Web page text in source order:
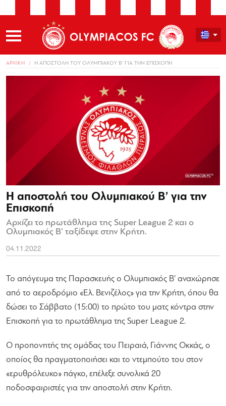
ΑΡΧΙΚΗ Η ΑΠΟΣΤΟΛΗ ΤΟΥ ΟΛΥΜΠΙΑΚΟΥ Β’ ΓΙΑ ΤΗΝ ΕΠΙΣΚΟΠΗ
Η αποστολή του Ολυμπιακού Β’ για την
Επισκοπή
Αρχίζει το πρωτάθλημα της Super League 2 και ο
Ολυμπιακός Β' ταξίδεψε στην Κρήτη.
04.11.2022
Το απόγευμα της Παρασκευής ο Ολυμπιακός Β’ αναχώρησε
από το αεροδρόμιο «Ελ. Βενιζέλος» για την Κρήτη, όπου θα
δώσει το Σάββατο (15:00) το πρώτο του ματς κόντρα στην
Επισκοπή για το πρωτάθλημα της Super League 2.
Ο προπονητής της ομάδας του Πειραιά, Γιάννης Οκκάς, ο
οποίος θα πραγματοποιήσει και το ντεμπούτο του στον
«ερυθρόλευκο» πάγκο, επέλεξε συνολικά 20
ποδοσφαιριστές για την αποστολή στην Κρήτη.